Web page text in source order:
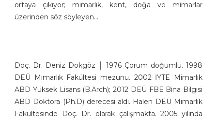
ortaya çıkıyor; mimarlık, kent, doğa ve mimarlar
üzerinden söz söyleyen…
Doç. Dr. Deniz Dokgöz │ 1976 Çorum doğumlu. 1998
DEÜ Mimarlık Fakültesi mezunu. 2002 İYTE Mimarlık
ABD Yüksek Lisans (B.Arch); 2012 DEÜ FBE Bina Bilgisi
ABD Doktora (Ph.D) derecesi aldı. Halen DEÜ Mimarlık
Fakültesinde Doç. Dr. olarak çalışmakta. 2005 yılında